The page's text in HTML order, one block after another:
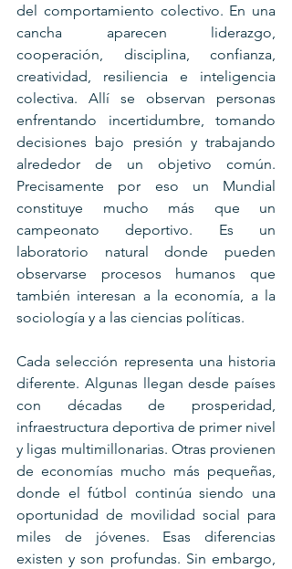
del comportamiento colectivo. En una
cancha aparecen liderazgo,
cooperación, disciplina, confianza,
creatividad, resiliencia e inteligencia
colectiva. Allí se observan personas
enfrentando incertidumbre, tomando
decisiones bajo presión y trabajando
alrededor de un objetivo común.
Precisamente por eso un Mundial
constituye mucho más que un
campeonato deportivo. Es un
laboratorio natural donde pueden
observarse procesos humanos que
también interesan a la economía, a la
sociología y a las ciencias políticas.
Cada selección representa una historia
diferente. Algunas llegan desde países
con décadas de prosperidad,
infraestructura deportiva de primer nivel
y ligas multimillonarias. Otras provienen
de economías mucho más pequeñas,
donde el fútbol continúa siendo una
oportunidad de movilidad social para
miles de jóvenes. Esas diferencias
existen y son profundas. Sin embargo,